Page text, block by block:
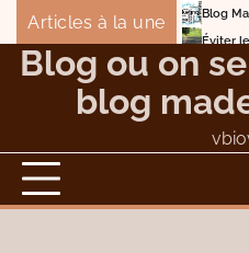
Skip
content
Articles à la une Blog
Éviter les
Blog ou on
blog